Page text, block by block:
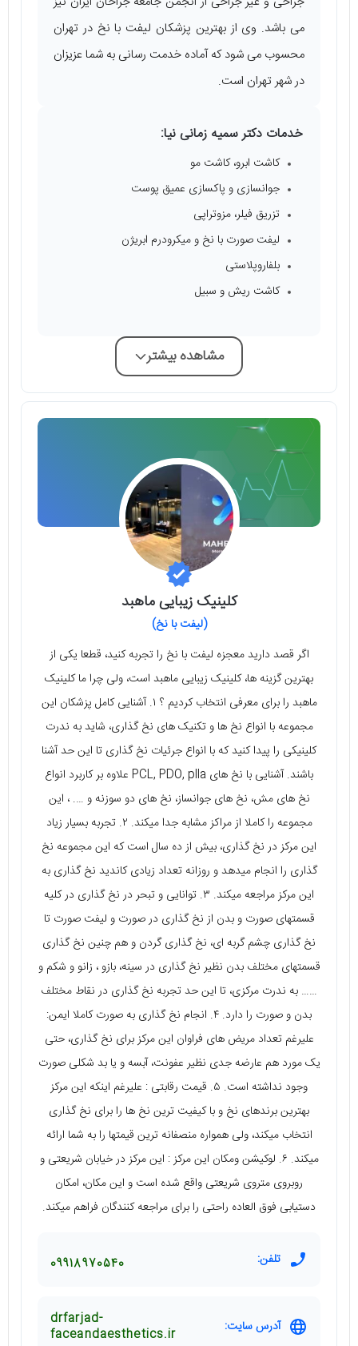
می ‌باشد. وی از بهترین پزشکان لیفت با نخ در تهران
محسوب می ‌شود که آماده خدمت رسانی به شما عزیزان
در شهر تهران است.
خدمات دکتر سمیه زمانی نیا:
کاشت ابرو، کاشت مو
جوانسازی و پاکسازی عمیق پوست
تزریق فیلر، مزوتراپی
لیفت صورت با نخ و میکرودرم ابریژن
بلفاروپلاستی
کاشت ریش و سبیل
مشاهده بیشتر
کلینیک زیبایی ماهبد
(لیفت با نخ)
اگر قصد دارید معجزه لیفت با نخ را تجربه کنید، قطعا یکی از
بهترین گزینه ها، کلینیک زیبایی ماهبد است، ولی چرا ما کلینیک
ماهبد را برای معرفی انتخاب کردیم ؟ ۱. آشنایی کامل پزشکان این
مجموعه با انواع نخ ها و تکنیک های نخ گذاری، شاید به ندرت
کلینیکی را پیدا کنید که با انواع جرئیات نخ گذاری تا این حد آشنا
باشند. آشنایی با نخ های PCL, PDO, plla علاوه بر کاربرد انواع
نخ های مش، نخ های جوانساز، نخ های دو سوزنه و …. ، این
مجموعه را کاملا از مراکز مشابه جدا میکند. ۲. تجربه بسیار زیاد
این مرکز در نخ گذاری، بیش از ده سال است که این مجموعه نخ
گذاری را انجام میدهد و روزانه تعداد زیادی کاندید نخ گذاری به
این مرکز مراجعه میکند. ۳. توانایی و تبحر در نخ گذاری در کلیه
قسمتهای صورت و بدن از نخ گذاری در صورت و لیفت صورت تا
نخ گذاری چشم گربه ای، نخ گذاری گردن و هم چنین نخ گذاری
قسمتهای مختلف بدن نظیر نخ گذاری در سینه، بازو ، زانو و شکم و
…… به ندرت مرکزی، تا این حد تجربه نخ گذاری در نقاط مختلف
بدن و صورت را دارد. ۴. انجام نخ گذاری به صورت کاملا ایمن:
علیرغم تعداد مریض های فراوان این مرکز برای نخ گذاری، حتی
یک مورد هم عارضه جدی نظیر عفونت، آبسه و یا بد شکلی صورت
وجود نداشته است. ۵. قیمت رقابتی : علیرغم اینکه این مرکز
بهترین برندهای نخ و با کیفیت ترین نخ ها را برای نخ گذاری
انتخاب میکند، ولی همواره منصفانه ترین قیمتها را به شما ارائه
میکند. ۶. لوکیشن ومکان این مرکز : این مرکز در خیابان شریعتی و
روبروی متروی شریعتی واقع شده است و این مکان، امکان
دستیابی فوق العاده راحتی را برای مراجعه کنندگان فراهم میکند.
تلفن: 09918970540
آدرس سایت:
drfarjad-
faceandaesthetics.ir